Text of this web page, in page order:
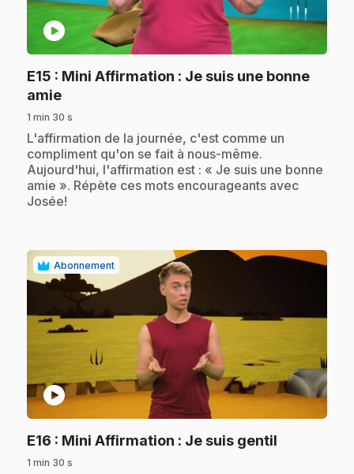
play_circle
E15 : Mini Affirmation : Je suis une bonne
amie.
1 min 30 s
.L'affirmation de la journée, c'est comme un
compliment qu'on se fait à nous-même.
Aujourd'hui, l'affirmation est : « Je suis une bonne
amie ». Répète ces mots encourageants avec
Josée!
Abonnement
play_circle
E16 : Mini Affirmation : Je suis gentil
1 min 30 s